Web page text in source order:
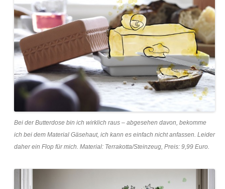
Bei der Butterdose bin ich wirklich raus – abgesehen davon, bekomme
ich bei dem Material Gäsehaut, ich kann es einfach nicht anfassen. Leider
daher ein Flop für mich. Material: Terrakotta/Steinzeug, Preis: 9,99 Euro.